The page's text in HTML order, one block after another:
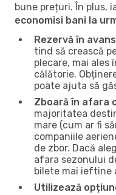
bune prețuri. În plus,
economisi bani la
Rezervă în
tind să crească
plecare, mai ales
călătorie.
poate ajuta să
Zboară în afara
majoritatea
mare (cum ar fi
companiile
de zbor. Dacă
afara sezonului
bilete mai ieftine
Utilizează